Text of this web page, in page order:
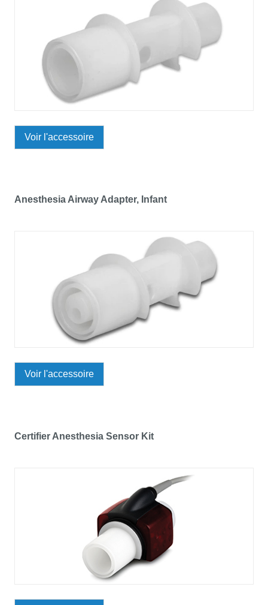
Voir l'accessoire
Anesthesia Airway Adapter, Infant
Voir l'accessoire
Certifier Anesthesia Sensor Kit